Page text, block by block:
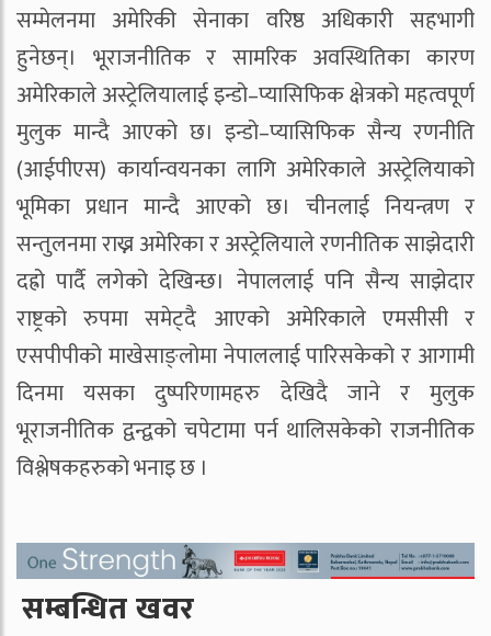
सम्मेलनमा अमेरिकी सेनाका वरिष्ठ अधिकारी सहभागी
हुनेछन्। भूराजनीतिक र सामरिक अवस्थितिका कारण
अमेरिकाले अस्ट्रेलियालाई इन्डो–प्यासिफिक क्षेत्रको महत्वपूर्ण
मुलुक मान्दै आएको छ। इन्डो–प्यासिफिक सैन्य रणनीति
(आईपीएस) कार्यान्वयनका लागि अमेरिकाले अस्ट्रेलियाको
भूमिका प्रधान मान्दै आएको छ। चीनलाई नियन्त्रण र
सन्तुलनमा राख्न अमेरिका र अस्ट्रेलियाले रणनीतिक साझेदारी
दह्रो पार्दै लगेको देखिन्छ। नेपाललाई पनि सैन्य साझेदार
राष्ट्रको रुपमा समेट्दै आएको अमेरिकाले एमसीसी र
एसपीपीको माखेसाङ्लोमा नेपाललाई पारिसकेको र आगामी
दिनमा यसका दुष्परिणामहरु देखिदै जाने र मुलुक
भूराजनीतिक द्वन्द्वको चपेटामा पर्न थालिसकेको राजनीतिक
विश्लेषकहरुको भनाइ छ ।
सम्बन्धित खवर